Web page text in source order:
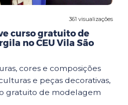
361 visualizações
curso gratuito de
no CEU Vila São
cores e composições
e peças decorativas,
gratuito de modelagem